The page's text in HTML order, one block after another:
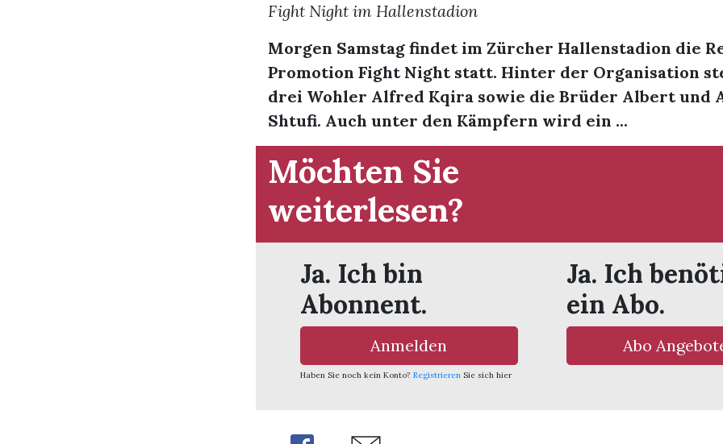
Fight Night im Hallenstadion
Morgen Samstag findet im Zürcher Hallenstadion die
Promotion Fight Night statt. Hinter der Organisation
drei Wohler Alfred Kqira sowie die Brüder Albert und
Shtufi. Auch unter den Kämpfern wird ein ...
Möchten Sie
weiterlesen?
Ja. Ich bin
Abonnent.
Anmelden
Haben Sie noch kein Konto? Registrieren Sie sich hier
Ja. Ich
ein Abo.
Abo